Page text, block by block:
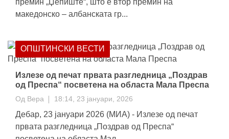
македонско – албанската гр...
ОПШТИНСКИ ВЕСТИ
Излезе од печат првата разгледница „Поздрав
од Преспа“ посветена на областа Мала Преспа
Од Вера 18:14, 23 јануари, 2026
Дебар, 23 јануари 2026 (МИА) - Излезе од печат
првата разгледница „Поздрав од Преспа“